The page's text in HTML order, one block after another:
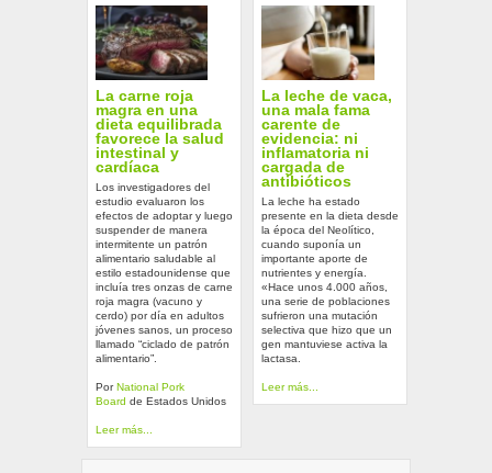
La carne roja
magra en una
dieta equilibrada
favorece la salud
intestinal y
cardíaca
Los investigadores del
estudio evaluaron los
efectos de adoptar y luego
suspender de manera
intermitente un patrón
alimentario saludable al
estilo estadounidense que
incluía tres onzas de carne
roja magra (vacuno y
cerdo) por día en adultos
jóvenes sanos, un proceso
llamado “ciclado de patrón
alimentario”.
PorNational Pork
Board de Estados Unidos
Leer más...
La leche de vaca,
una mala fama
carente de
evidencia: ni
inflamatoria ni
cargada de
antibióticos
La leche ha estado
presente en la dieta desde
la época del Neolítico,
cuando suponía un
importante aporte de
nutrientes y energía.
«Hace unos 4.000 años,
una serie de poblaciones
sufrieron una mutación
selectiva que hizo que un
gen mantuviese activa la
lactasa.
Leer más...